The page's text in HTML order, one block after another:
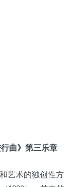
曲》第三乐章
艺术的独创性方